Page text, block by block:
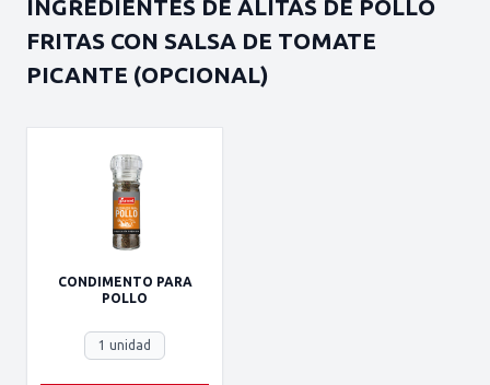
INGREDIENTES DE ALITAS DE POLLO
FRITAS CON SALSA DE TOMATE
PICANTE (OPCIONAL)
CONDIMENTO PARA
POLLO
1 unidad